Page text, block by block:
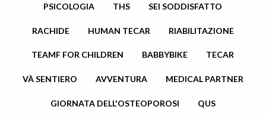
PSICOLOGIA THS SEI SODDISFATTO
RACHIDE HUMAN TECAR RIABILITAZIONE
TEAMF FOR CHILDREN BABBYBIKE TECAR
VÀ SENTIERO AVVENTURA MEDICAL PARTNER
GIORNATA DELL'OSTEOPOROSI QUS